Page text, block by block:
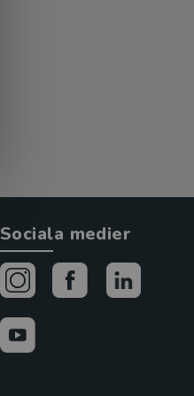
Sociala medier